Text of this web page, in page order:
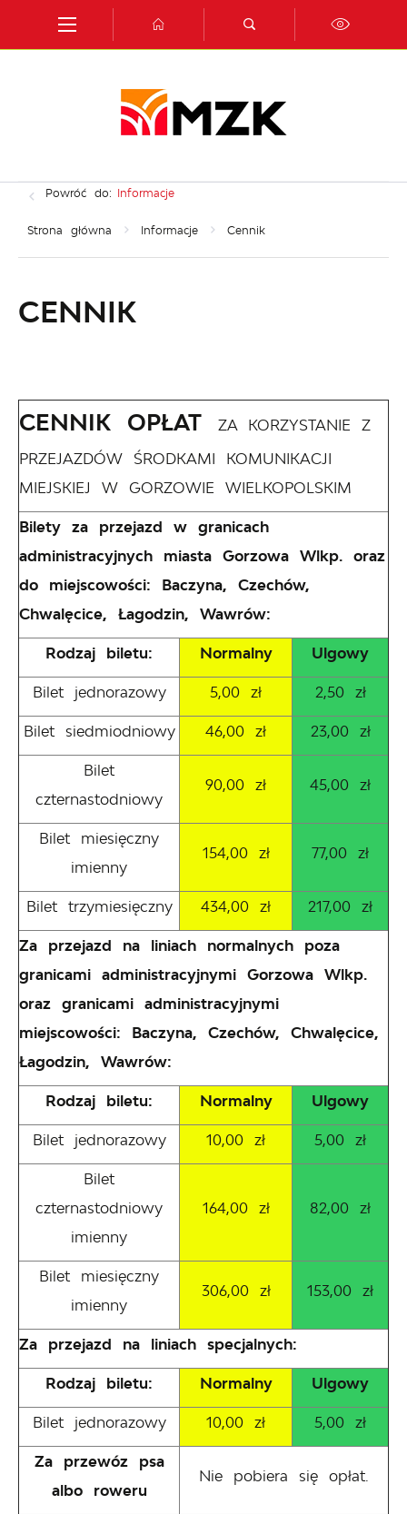
Przejdź do wyszukiwarki.
Przejdź do ustawień wielkości czcionki.
Włącz wersję kontrastową strony.
Powróć do: Informacje
Strona główna Informacje Cennik
CENNIK
CENNIK OPŁAT
ZA KORZYSTANIE Z
PRZEJAZDÓW ŚRODKAMI KOMUNIKACJI
MIEJSKIEJ W GORZOWIE WIELKOPOLSKIM
Bilety za przejazd w granicach
administracyjnych miasta Gorzowa Wlkp. oraz
do miejscowości: Baczyna, Czechów,
Chwalęcice, Łagodzin, Wawrów:
Rodzaj biletu: Normalny Ulgowy
Bilet jednorazowy 5,00 zł 2,50 zł
Bilet siedmiodniowy 46,00 zł 23,00 zł
Bilet
czternastodniowy
90,00 zł 45,00 zł
Bilet miesięczny
imienny
154,00 zł 77,00 zł
Bilet trzymiesięczny 434,00 zł 217,00 zł
Za przejazd na liniach normalnych poza
granicami administracyjnymi Gorzowa Wlkp.
oraz granicami administracyjnymi
miejscowości: Baczyna, Czechów, Chwalęcice,
Łagodzin, Wawrów:
Rodzaj biletu: Normalny Ulgowy
Bilet jednorazowy 10,00 zł 5,00 zł
Bilet
czternastodniowy
imienny
164,00 zł 82,00 zł
Bilet miesięczny
imienny
306,00 zł 153,00 zł
Za przejazd na liniach specjalnych:
Rodzaj biletu: Normalny Ulgowy
Bilet jednorazowy 10,00 zł 5,00 zł
Za przewóz psa
albo roweru
Nie pobiera się opłat.